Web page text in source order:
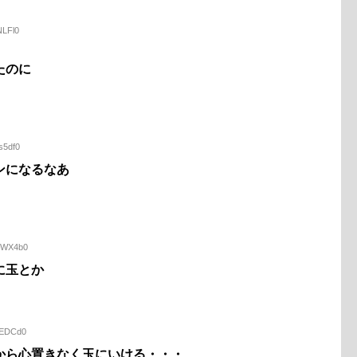
のに
になるなあ
玉とか